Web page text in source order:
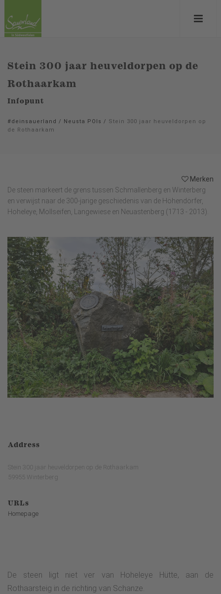
Stein 300 jaar heuveldorpen op de
Rothaarkam
Infopunt
#deinsauerland / Neusta POIs / Stein 300 jaar heuveldorpen op
de Rothaarkam
Merken
De steen markeert de grens tussen Schmallenberg en Winterberg
en verwijst naar de 300-jarige geschiedenis van de Höhendörfer,
Hoheleye, Mollseifen, Langewiese en Neuastenberg (1713 - 2013).
Address
Stein 300 jaar heuveldorpen op de Rothaarkam
59955 Winterberg
URLs
Homepage
De steen ligt niet ver van Hoheleye Hütte, aan de
Rothaarsteig in de richting van Schanze.